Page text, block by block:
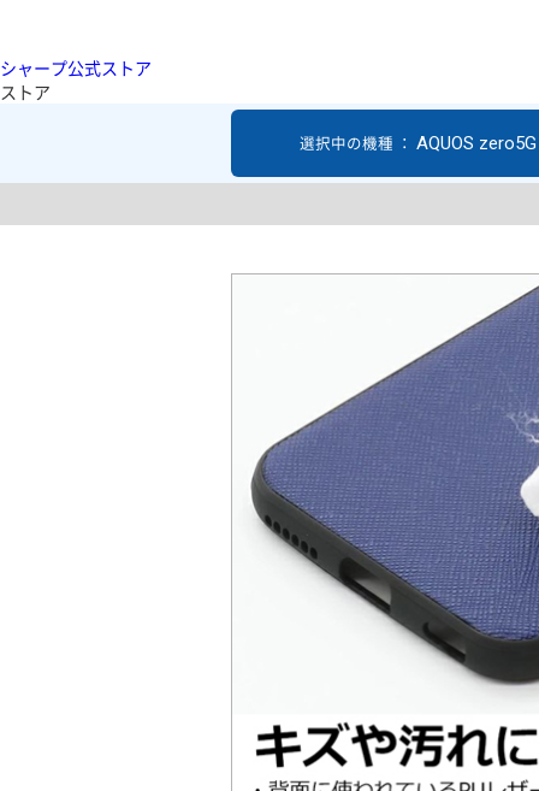
シャープ公式ストア
ストア
選択中の機種 ： AQUOS